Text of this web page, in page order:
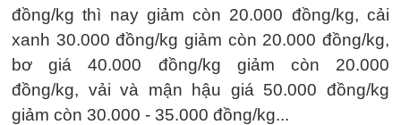
đồng/kg thì nay giảm còn 20.000 đồng/kg, cải
xanh 30.000 đồng/kg giảm còn 20.000 đồng/kg,
bơ giá 40.000 đồng/kg giảm còn 20.000
đồng/kg, vải và mận hậu giá 50.000 đồng/kg
giảm còn 30.000 - 35.000 đồng/kg...